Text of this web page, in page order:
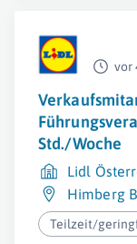
vor
Std./Woche
Lidl
Himberg
Teilzeit/